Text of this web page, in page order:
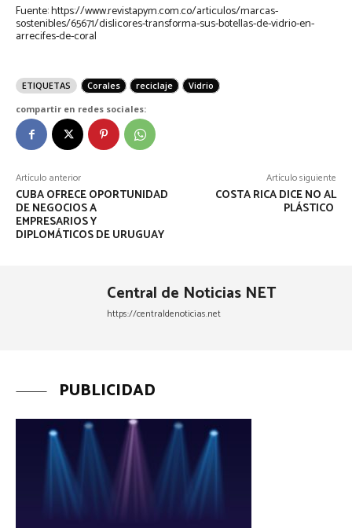
Fuente: https://www.revistapym.com.co/articulos/marcas-
sostenibles/65671/dislicores-transforma-sus-botellas-de-vidrio-en-
arrecifes-de-coral
ETIQUETAS Corales reciclaje
Vidrio
compartir en redes sociales:
Artículo anterior
CUBA OFRECE OPORTUNIDAD
DE NEGOCIOS A
EMPRESARIOS Y
DIPLOMÁTICOS DE URUGUAY
Artículo siguiente
COSTA RICA DICE NO AL
PLÁSTICO
Central de Noticias NET
https://centraldenoticias.net
PUBLICIDAD